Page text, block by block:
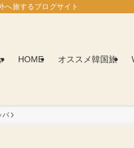
へ旅するブログサイト
HOME オススメ韓国旅
パ